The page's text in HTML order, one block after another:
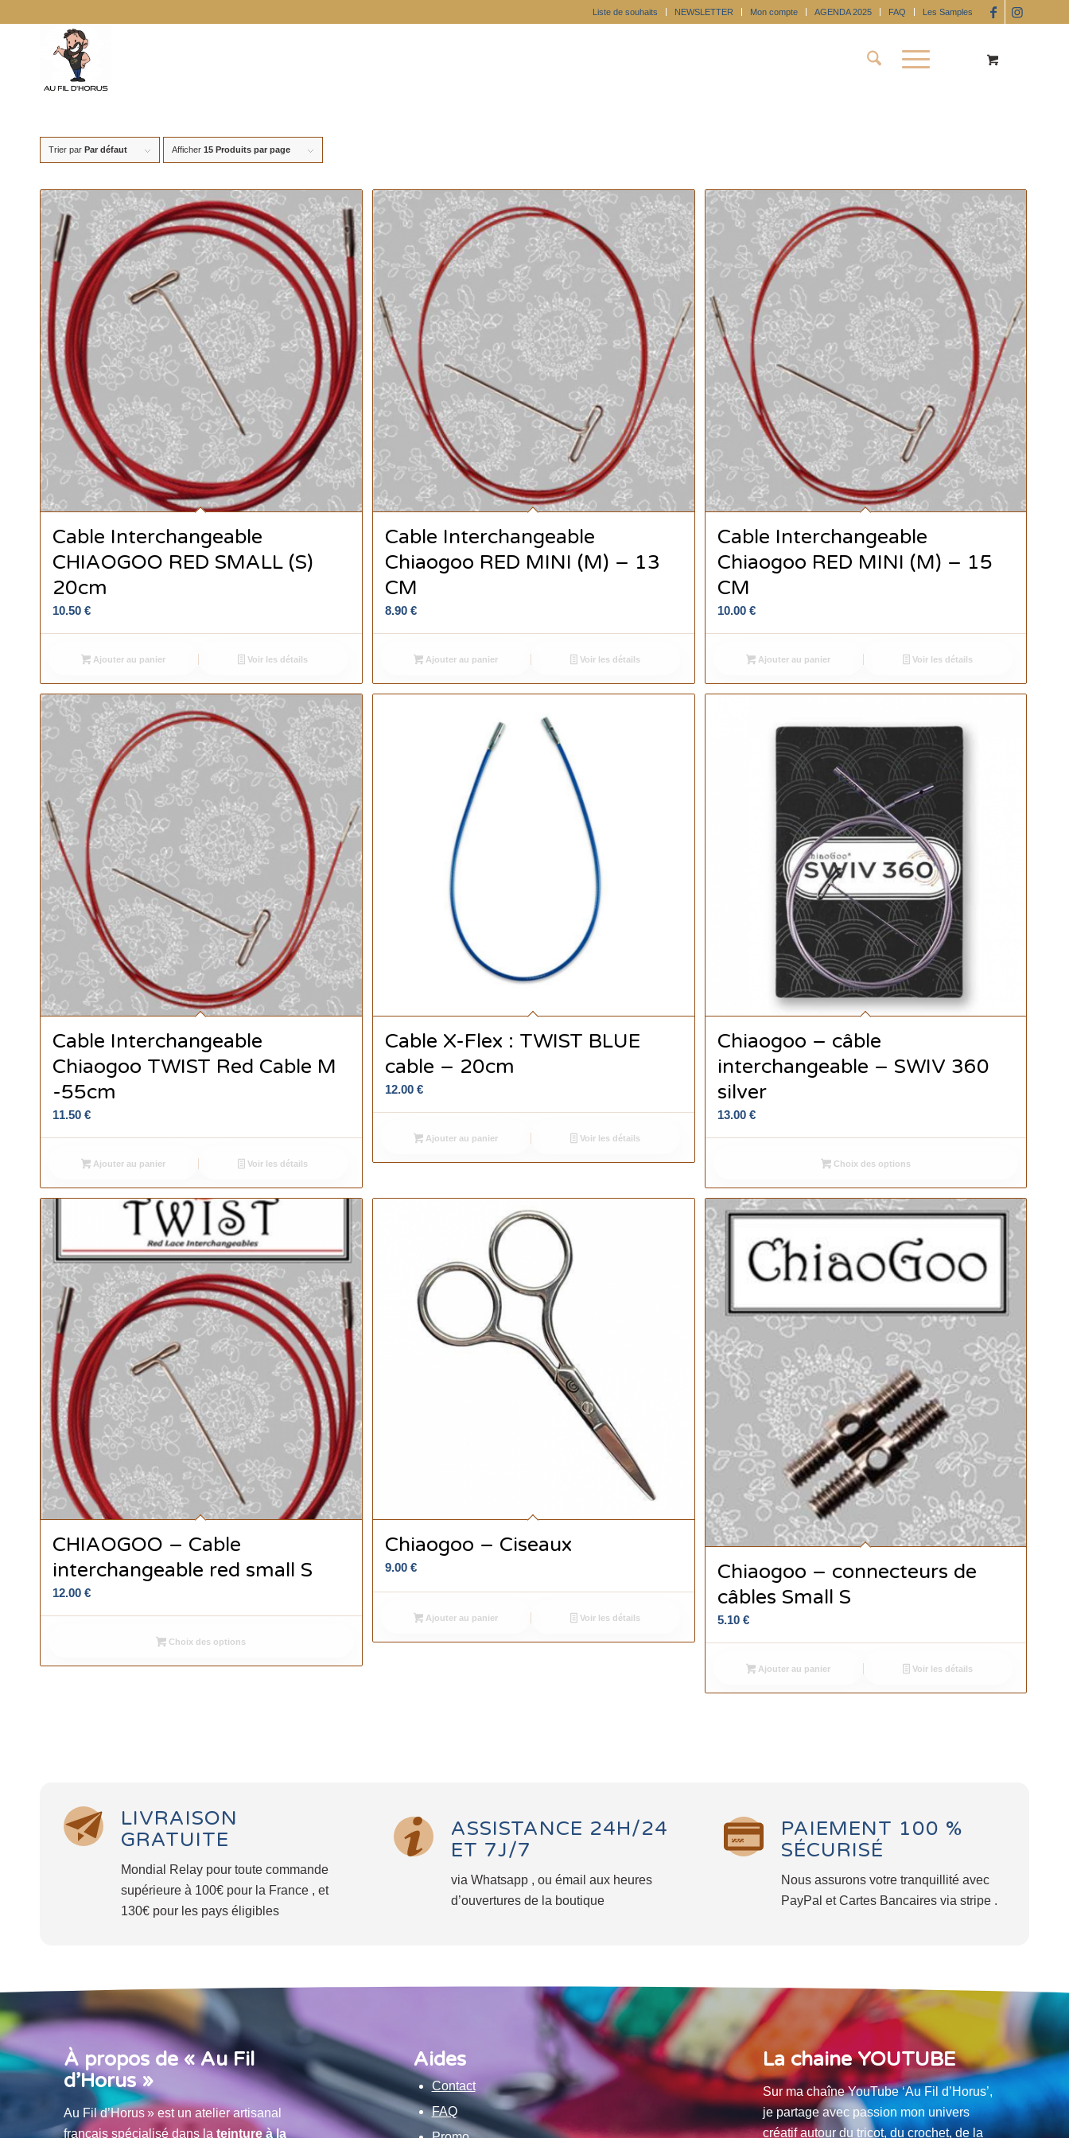
Liste de souhaits NEWSLETTER Mon compte AGENDA 2025 FAQ Les Samples
Trier par Par défaut Afficher 15 Produits par page
Cable Interchangeable
CHIAOGOO RED SMALL (S)
20cm
10.50 €
Ajouter au panier Voir les détails
Cable Interchangeable
Chiaogoo RED MINI (M) – 13
CM
8.90 €
Ajouter au panier Voir les détails
Cable Interchangeable
Chiaogoo RED MINI (M) – 15
CM
10.00 €
Ajouter au panier Voir les détails
Cable Interchangeable
Chiaogoo TWIST Red Cable M
-55cm
11.50 €
Ajouter au panier Voir les détails
Cable X-Flex : TWIST BLUE
cable – 20cm
12.00 €
Ajouter au panier Voir les détails
Chiaogoo – câble
interchangeable – SWIV 360
silver
13.00 €
Choix des options
CHIAOGOO – Cable
interchangeable red small S
12.00 €
Choix des options
Chiaogoo – Ciseaux
9.00 €
Ajouter au panier Voir les détails
Chiaogoo – connecteurs de
câbles Small S
5.10 €
Ajouter au panier Voir les détails
LIVRAISON
GRATUITE
Mondial Relay pour toute commande
supérieure à 100€ pour la France , et
130€ pour les pays éligibles
ASSISTANCE 24H/24
ET 7J/7
via Whatsapp , ou émail aux heures
d’ouvertures de la boutique
PAIEMENT 100 %
SÉCURISÉ
Nous assurons votre tranquillité avec
PayPal et Cartes Bancaires via stripe .
À propos de « Au Fil
d’Horus »
Au Fil d’Horus » est un atelier artisanal
français spécialisé dans la teinture à la
Aides
Contact
FAQ
La chaine YOUTUBE
Sur ma chaîne YouTube ‘Au Fil d’Horus’,
je partage avec passion mon univers
créatif autour du tricot, du crochet, de la